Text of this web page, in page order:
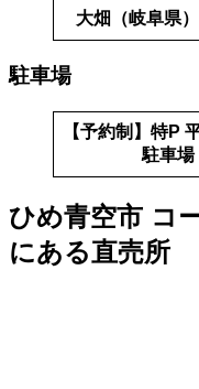
大畑（岐阜県）
駐車場
【予約制】特P
駐車場
ひめ青空市 コ
にある直売所